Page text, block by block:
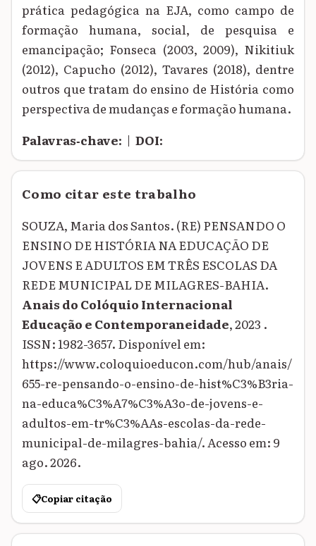
prática pedagógica na EJA, como campo de
formação humana, social, de pesquisa e
emancipação; Fonseca (2003, 2009), Nikitiuk
(2012), Capucho (2012), Tavares (2018), dentre
outros que tratam do ensino de História como
perspectiva de mudanças e formação humana.
Palavras‑chave: | DOI:
Como citar este trabalho
SOUZA, Maria dos Santos. (RE) PENSANDO O
ENSINO DE HISTÓRIA NA EDUCAÇÃO DE
JOVENS E ADULTOS EM TRÊS ESCOLAS DA
REDE MUNICIPAL DE MILAGRES-BAHIA.
Anais do Colóquio Internacional
Educação e Contemporaneidade, 2023 .
ISSN: 1982-3657. Disponível em:
https://www.coloquioeducon.com/hub/anais/
655-re-pensando-o-ensino-de-hist%C3%B3ria-
na-educa%C3%A7%C3%A3o-de-jovens-e-
adultos-em-tr%C3%AAs-escolas-da-rede-
municipal-de-milagres-bahia/. Acesso em: 9
ago. 2026.
📋Copiar citação